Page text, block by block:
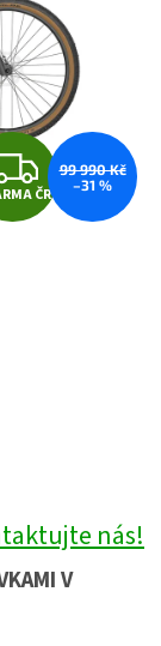
Z
D
ČR
99 990 Kč
–31 %
nás!
V